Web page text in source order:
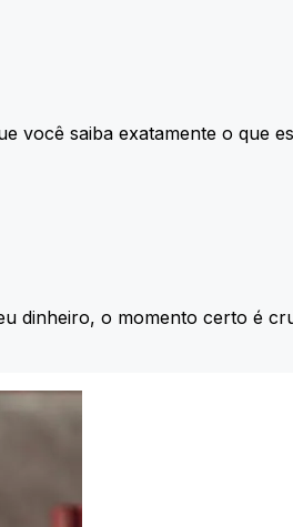
você saiba exatamente o que
dinheiro, o momento certo é